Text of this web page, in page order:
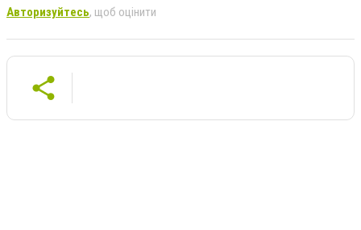
Авторизуйтесь, щоб оцінити